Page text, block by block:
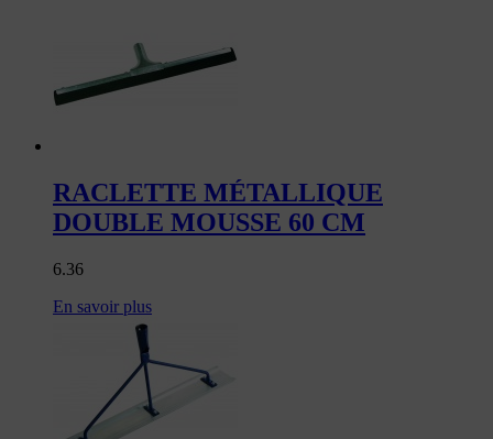
RACLETTE MÉTALLIQUE
DOUBLE MOUSSE 60 CM
6.36
En savoir plus